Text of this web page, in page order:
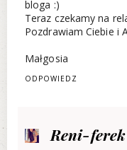
bloga :)
Teraz czekamy na
Pozdrawiam Ciebie i
Małgosia
ODPOWIEDZ
Reni-ferek